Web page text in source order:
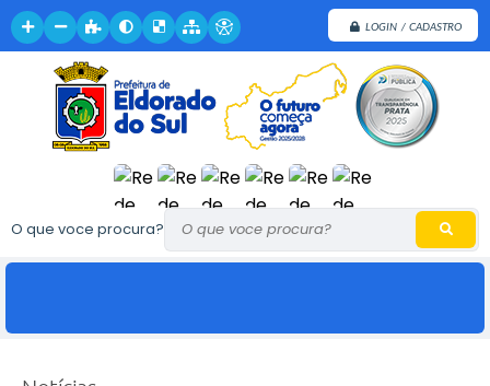
LOGIN / CADASTRO
O que voce procura?